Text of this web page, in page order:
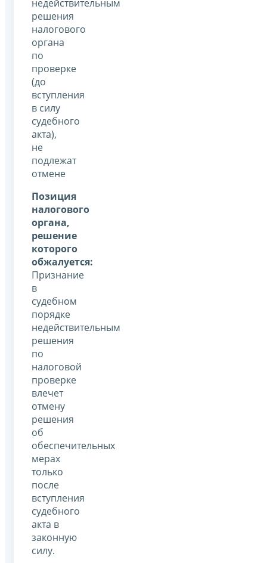
недействительным
решения
налогового
органа
по
проверке
(до
вступления
в силу
судебного
акта),
не
подлежат
отмене
Позиция
налогового
органа,
решение
которого
обжалуется:
Признание
в
судебном
порядке
недействительным
решения
по
налоговой
проверке
влечет
отмену
решения
об
обеспечительных
мерах
только
после
вступления
судебного
акта в
законную
силу.